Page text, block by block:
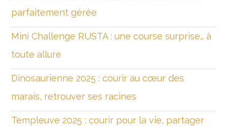
parfaitement gérée
Mini Challenge RUSTA : une course surprise… à
toute allure
Dinosaurienne 2025 : courir au cœur des
marais, retrouver ses racines
Templeuve 2025 : courir pour la vie, partager